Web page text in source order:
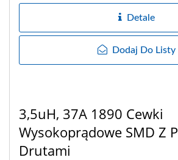
Detale
Dodaj Do Listy
3,5uH, 37A 1890 Cewki
Wysokoprądowe SMD Z
Drutami